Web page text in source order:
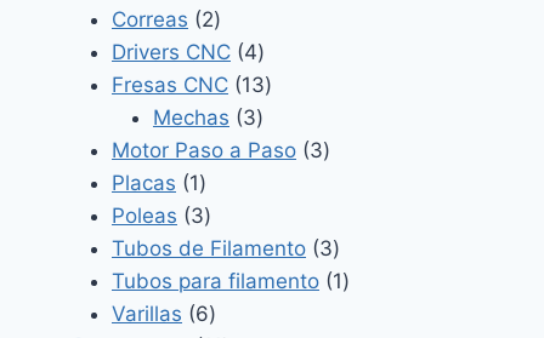
productos
Correas 22
productos
Drivers CNC 44
productos
Fresas CNC 1313
Mechas 33
productos
Motor Paso a Paso 33
Placas 11
producto
Poleas 33
productos
Tubos de Filamento 33
productos
Tubos para filamento 11
Varillas 66